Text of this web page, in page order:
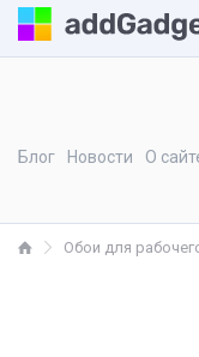
Блог Новости О
Обои для